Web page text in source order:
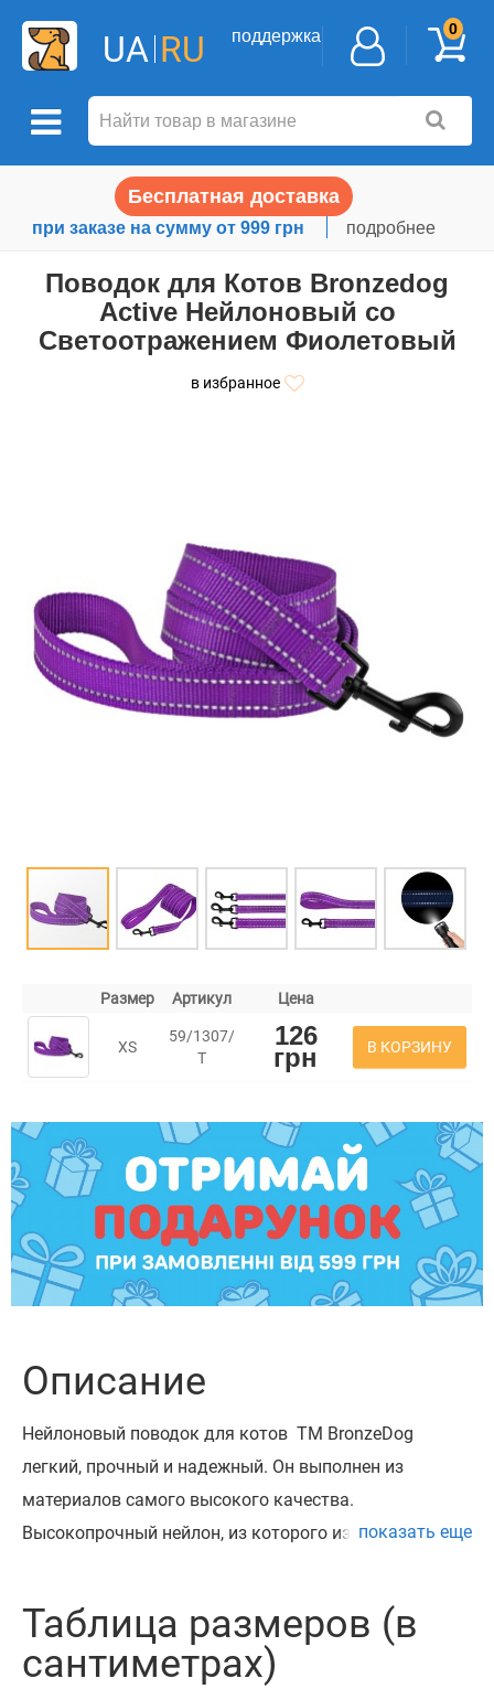
UA RU поддержка 0
Бесплатная доставка
при заказе на сумму от 999 грн подробнее
Поводок для Котов Bronzedog
Active Нейлоновый со
Светоотражением Фиолетовый
в избранное
Размер Артикул Цена
XS
59/1307/
Т
126
грн В КОРЗИНУ
Описание
Нейлоновый поводок для котов ТМ BronzeDog
легкий, прочный и надежный. Он выполнен из
материалов самого высокого качества.
Высокопрочный нейлон, из которого изготовлен
Поводок изготовлен с вплетением светоотражающей
нити. Он укомплектован надежным металлическим
показать еще
Таблица размеров (в
сантиметрах)